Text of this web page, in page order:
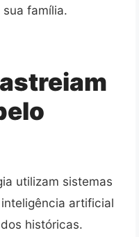
família.
utilizam sistemas
artificial
históricas.